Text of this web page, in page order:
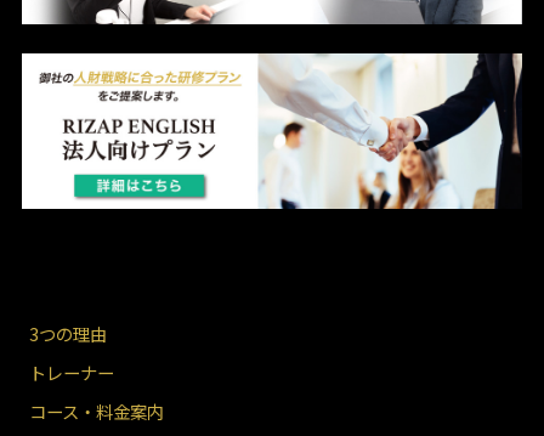
3つの理由
トレーナー
コース・料金案内